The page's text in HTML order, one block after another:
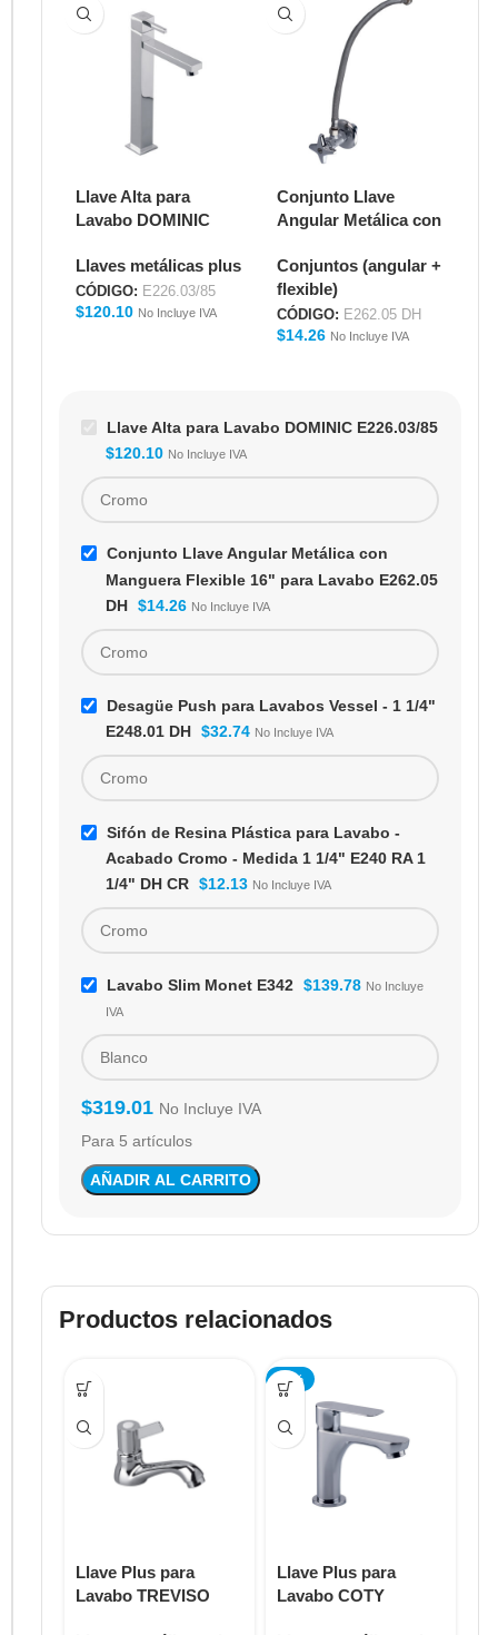
Llave Alta para
Lavabo DOMINIC
Llaves metálicas plus
CÓDIGO: E226.03/85
$120.10 No Incluye IVA
Conjunto Llave
Angular Metálica con
16" para Lavabo
E262.05 DH
Conjuntos (angular +
flexible)
CÓDIGO: E262.05 DH
$14.26 No Incluye IVA
Llave Alta para Lavabo DOMINIC E226.03/85
$120.10 No Incluye IVA
Conjunto Llave Angular Metálica con
Manguera Flexible 16" para Lavabo E262.05
DH $14.26 No Incluye IVA
Desagüe Push para Lavabos Vessel - 1 1/4"
E248.01 DH $32.74 No Incluye IVA
Sifón de Resina Plástica para Lavabo -
Acabado Cromo - Medida 1 1/4" E240 RA 1
1/4" DH CR $12.13 No Incluye IVA
Lavabo Slim Monet E342 $139.78 No Incluye
IVA
$319.01 No Incluye IVA
Para 5 artículos
AÑADIR AL CARRITO
Productos relacionados
Llave Plus para
Lavabo TREVISO
-25%
Llave Plus para
Lavabo COTY